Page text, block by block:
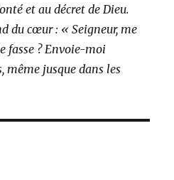
et au décret de Dieu.
du cœur : « Seigneur, me
fasse ? Envoie-moi
même jusque dans les